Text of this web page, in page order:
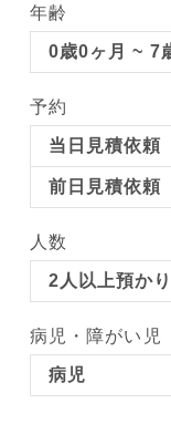
年齢
0歳0ヶ月 ~ 7
予約
当日見積依頼
前日見積依頼
人数
2人以上預かり
病児・障がい児
病児